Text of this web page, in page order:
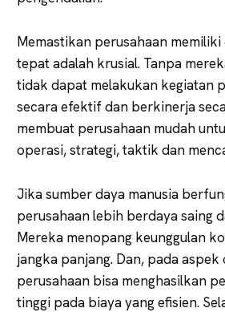
Memastikan perusahaan
tepat adalah krusial. Tanpa
tidak dapat melakukan kegiatan
secara efektif dan berkinerja
membuat perusahaan mudah
operasi, strategi, taktik dan
Jika sumber daya manusia
perusahaan lebih berdaya saing
Mereka menopang keunggulan
jangka panjang. Dan, pada
perusahaan bisa menghasilkan
tinggi pada biaya yang efisien.